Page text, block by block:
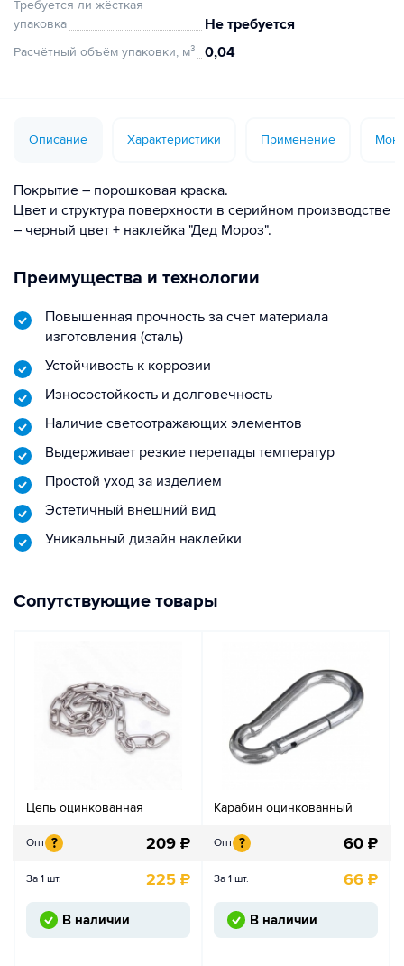
Требуется ли жёсткая
упаковка
Не требуется
Расчётный объём упаковки, м³ 0,04
Описание Характеристики Применение
Покрытие – порошковая краска.
Цвет и структура поверхности в серийном производстве
– черный цвет + наклейка "Дед Мороз".
Преимущества и технологии
Повышенная прочность за счет материала
изготовления (сталь)
Устойчивость к коррозии
Износостойкость и долговечность
Наличие светоотражающих элементов
Выдерживает резкие перепады температур
Простой уход за изделием
Эстетичный внешний вид
Уникальный дизайн наклейки
Сопутствующие товары
Цепь оцинкованная
Опт ? 209 ₽
За 1 шт. 225 ₽
В наличии
Карабин оцинкованный
Опт ? 60 ₽
За 1 шт. 66 ₽
В наличии